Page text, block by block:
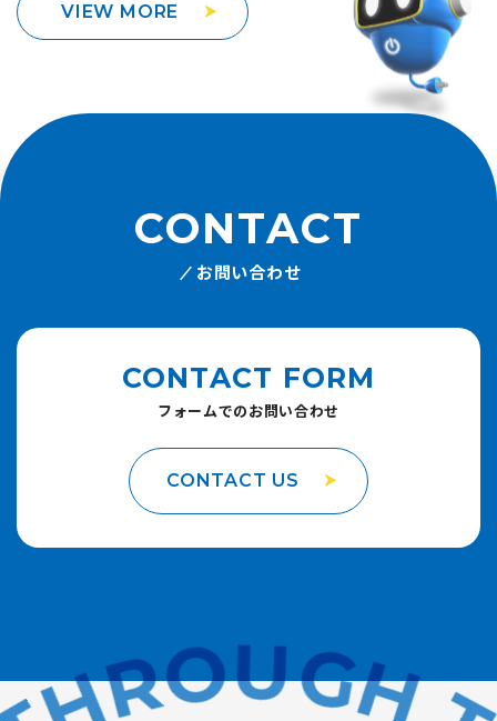
VIEW MORE
CONTACT
お問い合わせ
CONTACT FORM
フォームでのお問い合わせ
CONTACT US